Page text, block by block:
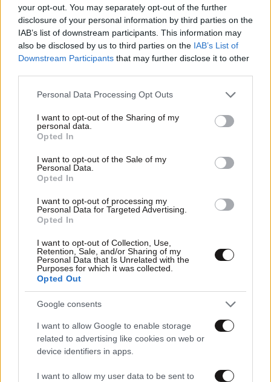
your opt-out. You may separately opt-out of the further
disclosure of your personal information by third parties on the
IAB’s list of downstream participants. This information may
also be disclosed by us to third parties on the IAB’s List of
Downstream Participants that may further disclose it to other
Please note that this website/app uses one or more Google
not limited to your visit or usage behaviour. You may click to
grant or deny consent to Google and its third-party tags to
use your data for below specified purposes in below Google
consent section.
Personal Data Processing Opt Outs
I want to opt-out of the Sharing of my
personal data.
Opted In
I want to opt-out of the Sale of my
Personal Data.
Opted In
I want to opt-out of processing my
Personal Data for Targeted Advertising.
Opted In
I want to opt-out of Collection, Use,
Retention, Sale, and/or Sharing of my
Personal Data that Is Unrelated with the
Purposes for which it was collected.
Opted Out
Google consents
I want to allow Google to enable storage
related to advertising like cookies on web or
device identifiers in apps.
I want to allow my user data to be sent to
03·05·2026 18:00
H Όλγα Κεφαλογιάννη πήγε στην πρεμιέρα της ταινίας
σίγουρα η Miranda Priestly
29·04·2026 18:00
Έχετε 5 λεπτά να μιλήσουμε για την ροζ τσάντα που
κρατούσε ο A$AP Rocky στο Chanel fashion show;